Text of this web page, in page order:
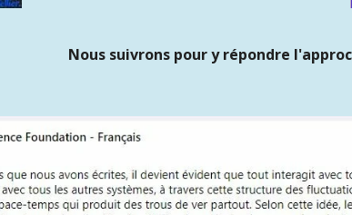
Nous suivrons pour y répondre